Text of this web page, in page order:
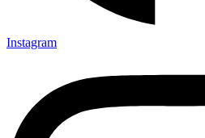
Instagram